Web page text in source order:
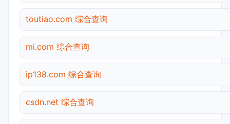
toutiao.com 综合查询
mi.com 综合查询
ip138.com 综合查询
csdn.net 综合查询